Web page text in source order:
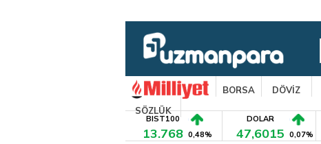
BORSA DÖVİZ
SÖZLÜK
BIST100
13.768 0,48%
DOLAR
47,6015 0,07%